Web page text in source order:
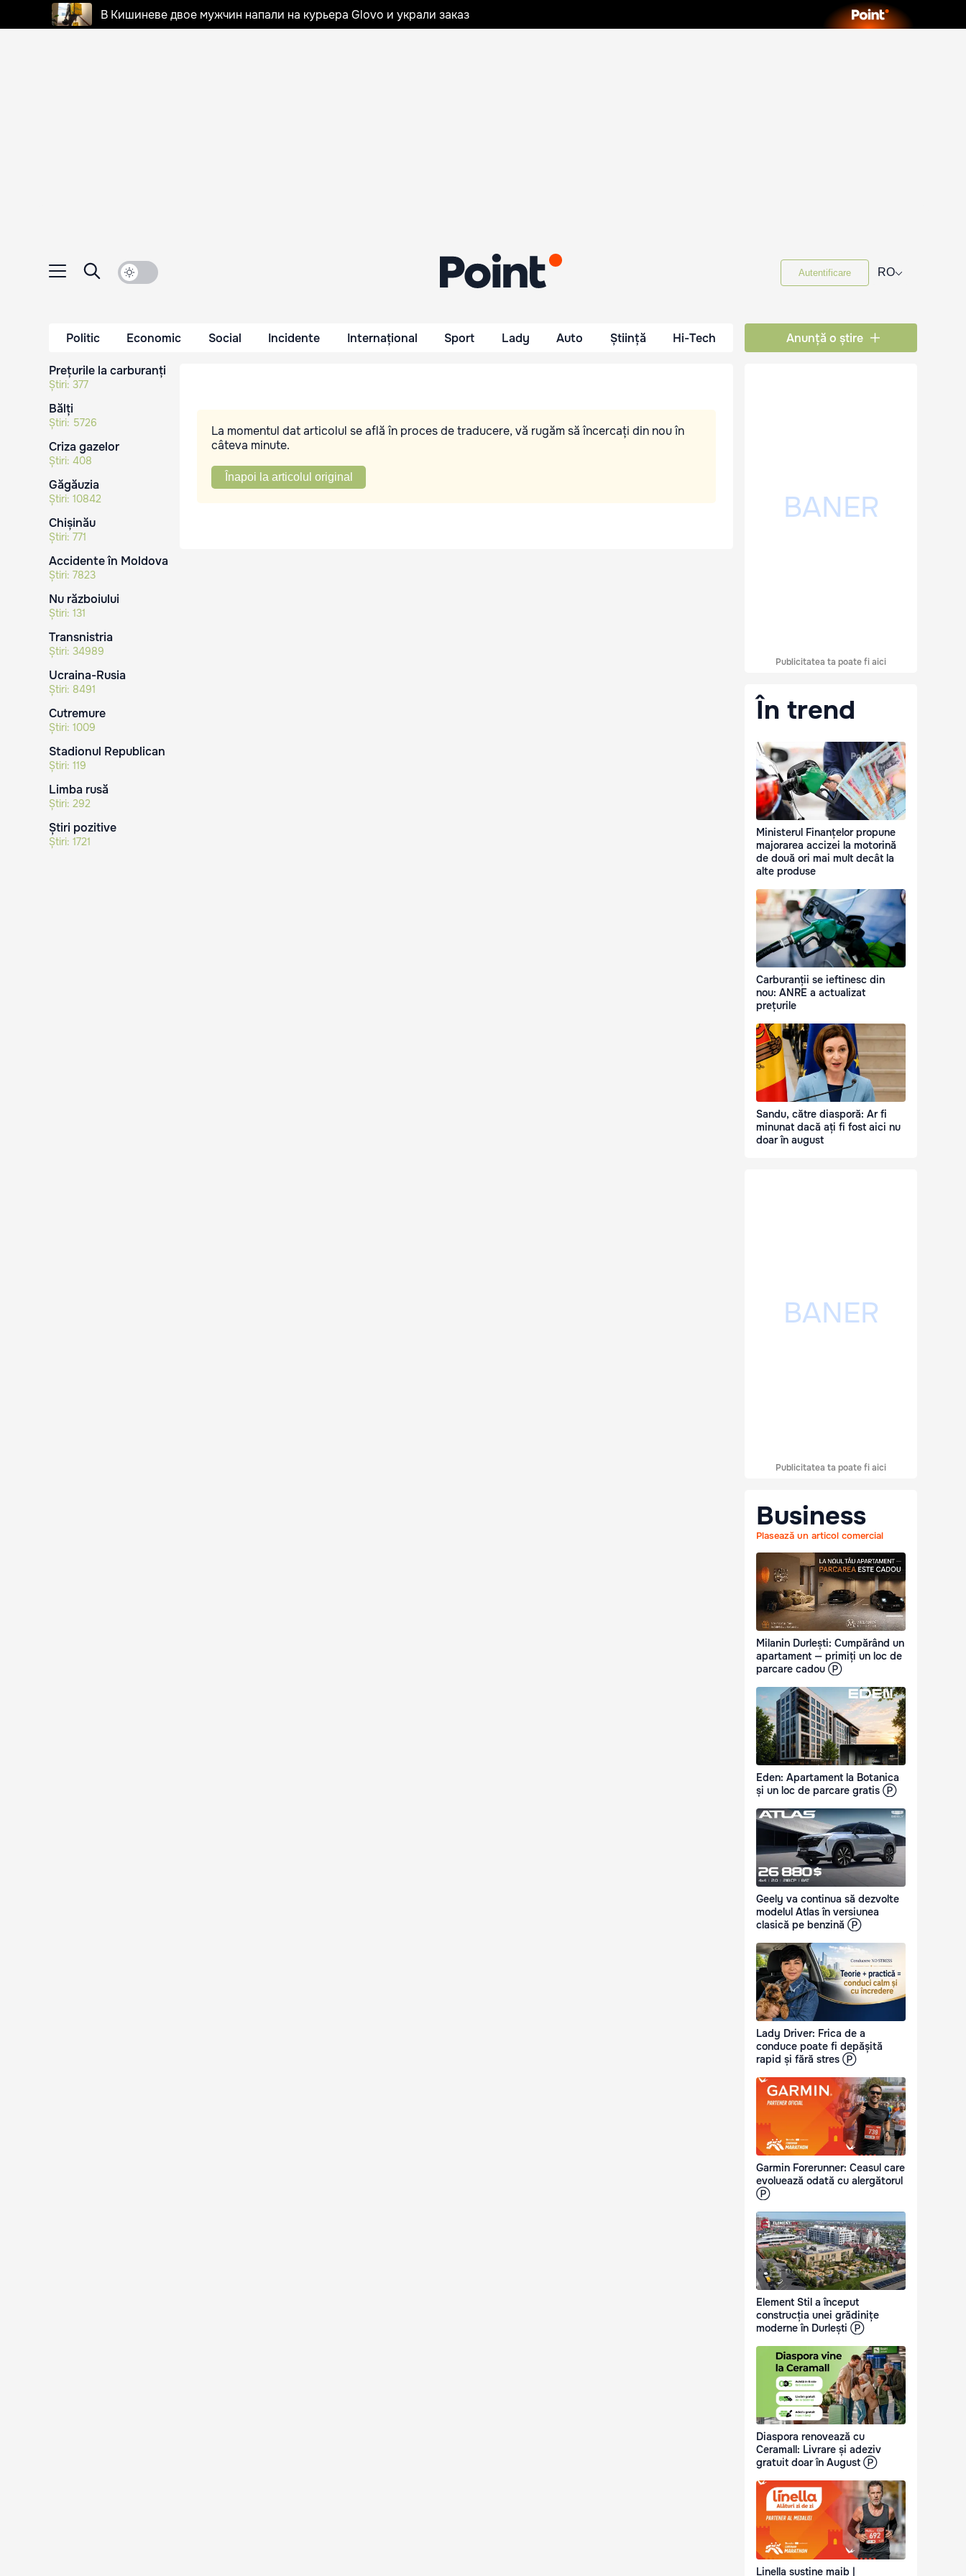
В Кишиневе двое мужчин напали на курьера Glovo и украли заказ
Autentificare RO⌵
Politic Economic Social Incidente Internațional Sport Lady Auto Știință Hi-Tech Anunță o știre
Prețurile la carburanți
Știri: 377
Bălți
Știri: 5726
Criza gazelor
Știri: 408
Găgăuzia
Știri: 10842
Chișinău
Știri: 771
Accidente în Moldova
Știri: 7823
Nu războiului
Știri: 131
Transnistria
Știri: 34989
Ucraina-Rusia
Știri: 8491
Cutremure
Știri: 1009
Stadionul Republican
Știri: 119
Limba rusă
Știri: 292
Știri pozitive
Știri: 1721
La momentul dat articolul se află în proces de traducere, vă rugăm să încercați din nou în
câteva minute.
Înapoi la articolul original
Publicitatea ta poate fi aici
În trend
Ministerul Finanțelor propune
majorarea accizei la motorină
de două ori mai mult decât la
alte produse
Carburanții se ieftinesc din
nou: ANRE a actualizat
prețurile
Sandu, către diasporă: Ar fi
minunat dacă ați fi fost aici nu
doar în august
Publicitatea ta poate fi aici
Business
Plasează un articol comercial
Milanin Durlești: Cumpărând un
apartament — primiți un loc de
parcare cadou Ⓟ
Eden: Apartament la Botanica
și un loc de parcare gratis Ⓟ
Geely va continua să dezvolte
modelul Atlas în versiunea
clasică pe benzină Ⓟ
Lady Driver: Frica de a
conduce poate fi depășită
rapid și fără stres Ⓟ
Garmin Forerunner: Ceasul care
evoluează odată cu alergătorul
Ⓟ
Element Stil a început
construcția unei grădinițe
moderne în Durlești Ⓟ
Diaspora renovează cu
Ceramall: Livrare și adeziv
gratuit doar în August Ⓟ
Linella susține maib |